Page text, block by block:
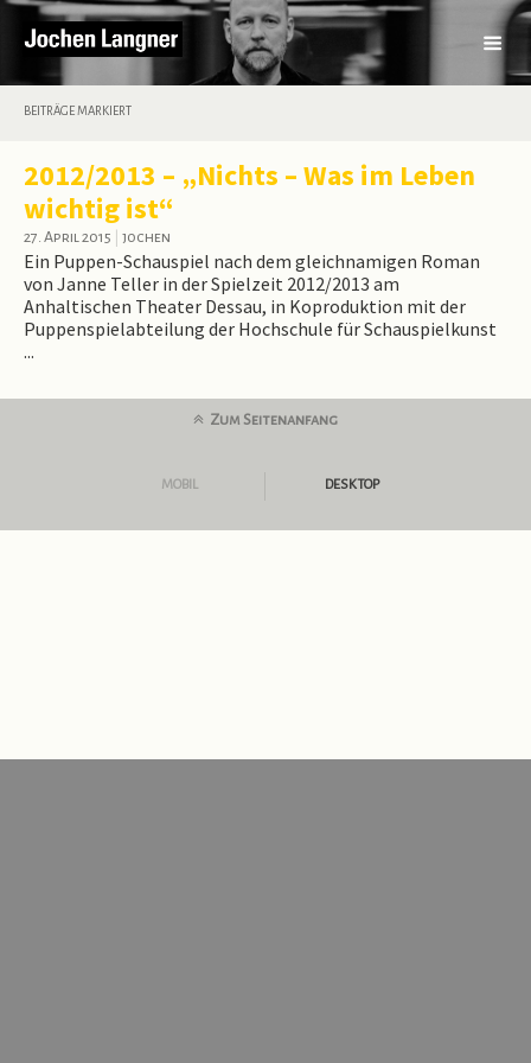
BEITRÄGE MARKIERT
2012/2013 – „Nichts – Was im Leben
wichtig ist“
27. April 2015 jochen
Ein Puppen-Schauspiel nach dem gleichnamigen Roman
von Janne Teller in der Spielzeit 2012/2013 am
Anhaltischen Theater Dessau, in Koproduktion mit der
Puppenspielabteilung der Hochschule für Schauspielkunst
...
Zum Seitenanfang
MOBIL DESKTOP